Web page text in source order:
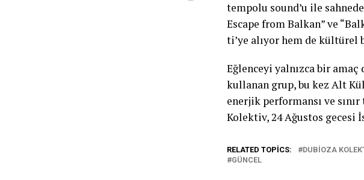
tempolu sound’u ile
Escape from Balkan” ve
ti’ye alıyor hem de kültürel
Eğlenceyi yalnızca bir
kullanan grup, bu kez Alt
enerjik performansı ve
Kolektiv, 24 Ağustos gecesi
RELATED TOPICS: DUBIOZA
GÜNCEL